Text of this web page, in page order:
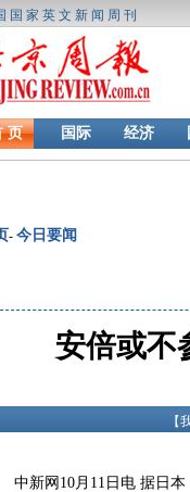
国家英文新闻周刊
页 国际 经济
- 今日要闻
安倍或不
【
中新网10月11日电 据日